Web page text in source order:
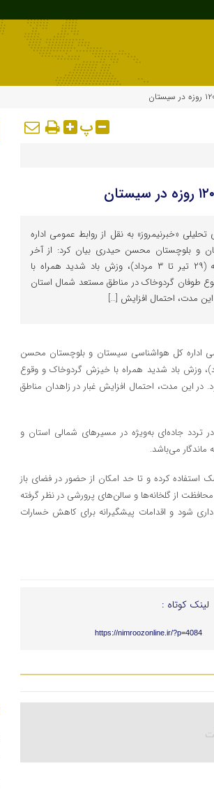
پ
«خبرنیمروز» به نقل از روابط عمومی اداره
و بلوچستان محسن حیدری بیان کرد: از آخر
وقت یکشنبه تا جمعه (۲۹ تیر تا ۳ مرداد)، وزش باد شدید همراه با
طوفان گردوخاک در مناطق مستعد شمال استان
مدت، احتمال افزایش […]
اداره کل هواشناسی سیستان و بلوچستان محسن
کرد: از آخر وقت یکشنبه تا جمعه (۲۹ تیر تا ۳ مرداد)، وزش باد شدید همراه با خیزش گردوخاک و وقوع
این مدت، احتمال افزایش غبار در زاهدان مناطق
تردد جاده‌ای به‌ویژه در مسیرهای شمالی استان و
ماندگار می‌باشد.
کرده و تا حد امکان از حضور در فضای باز
محافظت از گلخانه‌ها و سالن‌های پرورشی در نظر گرفته
شود و اقدامات پیشگیرانه برای کاهش خسارات
لینک کوتاه :
https://nimroozonline.ir/?p=4084